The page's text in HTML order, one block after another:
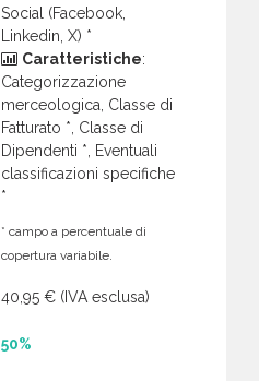
Social (Facebook,
Linkedin, X) *
Caratteristiche:
Categorizzazione
merceologica, Classe di
Fatturato *, Classe di
Dipendenti *, Eventuali
classificazioni specifiche
*
* campo a percentuale di
copertura variabile.
40,95 € (IVA esclusa)
50%